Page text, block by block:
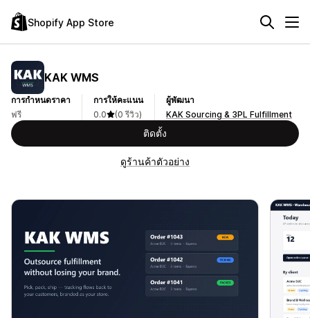
Shopify App Store
KAK WMS
การกำหนดราคา
ฟรี
การให้คะแนน
0.0
(0 รีวิว)
ผู้พัฒนา
KAK Sourcing & 3PL Fulfillment
ติดตั้ง
ดูร้านค้าตัวอย่าง